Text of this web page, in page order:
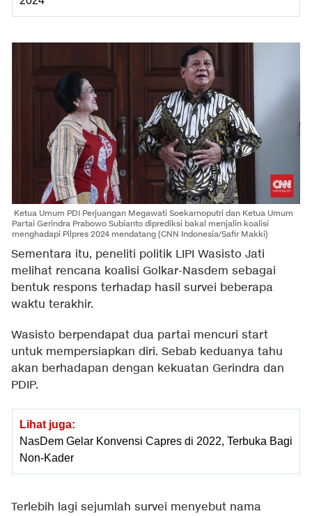
Ketua Umum PDI Perjuangan Megawati Soekarnoputri dan Ketua Umum
Partai Gerindra Prabowo Subianto diprediksi bakal menjalin koalisi
menghadapi Pilpres 2024 mendatang (CNN Indonesia/Safir Makki)
Sementara itu, peneliti politik LIPI Wasisto Jati
melihat rencana koalisi Golkar-Nasdem sebagai
bentuk respons terhadap hasil survei beberapa
waktu terakhir.
Wasisto berpendapat dua partai mencuri start
untuk mempersiapkan diri. Sebab keduanya tahu
akan berhadapan dengan kekuatan Gerindra dan
PDIP.
Lihat juga:
NasDem Gelar Konvensi Capres di 2022, Terbuka Bagi
Non-Kader
Terlebih lagi sejumlah survei menyebut nama